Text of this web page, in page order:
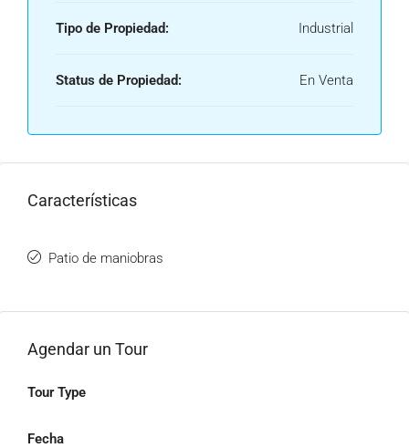
Tipo de Propiedad: Industrial
Status de Propiedad: En Venta
Características
Patio de maniobras
Agendar un Tour
Tour Type
Fecha